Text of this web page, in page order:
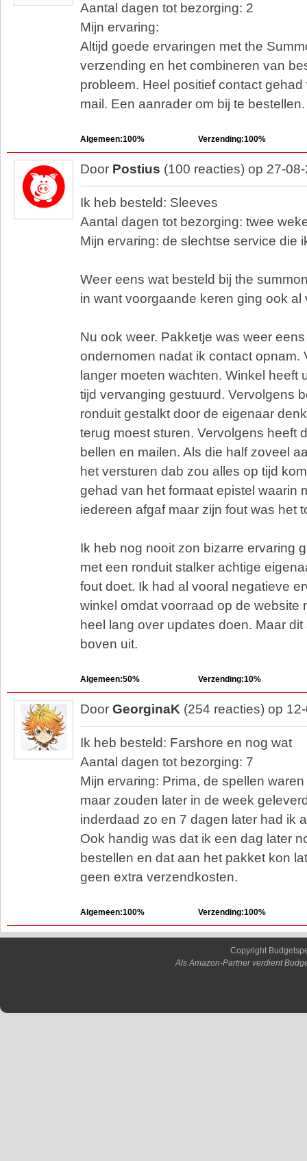
Aantal dagen tot bezorging: 2
Mijn ervaring:
Altijd goede ervaringen met the
verzending en het combineren van
probleem. Heel positief contact
mail. Een aanrader om bij te bestellen.
Algemeen:100% Verzending:100%
Door Postius (100 reacties) op 27-
Ik heb besteld: Sleeves
Aantal dagen tot bezorging: twee
Mijn ervaring: de slechtse service die
Weer eens wat besteld bij the
in want voorgaande keren ging ook al
Nu ook weer. Pakketje was weer
ondernomen nadat ik contact opnam.
langer moeten wachten. Winkel heeft
tijd vervanging gestuurd. Vervolgens
ronduit gestalkt door de eigenaar
terug moest sturen. Vervolgens heeft
bellen en mailen. Als die half zoveel
het versturen dab zou alles op tijd
gehad van het formaat epistel waarin
iedereen afgaf maar zijn fout was het
Ik heb nog nooit zon bizarre ervaring
met een ronduit stalker achtige
fout doet. Ik had al vooral negatieve
winkel omdat voorraad op de website
heel lang over updates doen. Maar
boven uit.
Algemeen:50% Verzending:10%
Door GeorginaK (254 reacties) op
Ik heb besteld: Farshore en nog wat
Aantal dagen tot bezorging: 7
Mijn ervaring: Prima, de spellen
maar zouden later in de week
inderdaad zo en 7 dagen later had ik
Ook handig was dat ik een dag later
bestellen en dat aan het pakket kon
geen extra verzendkosten.
Algemeen:100% Verzending:100%
Copyright
Als Amazon-Partner verdient